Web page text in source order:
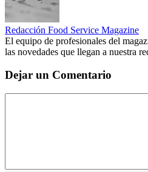
Redacción Food Service Magazine
El equipo de profesionales del
las novedades que llegan a nuestra
Dejar un Comentario